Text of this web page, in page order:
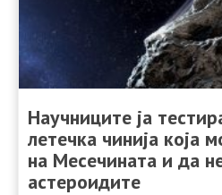
Научниците ја
летечка чинија која
на Месечината и да
астероидите